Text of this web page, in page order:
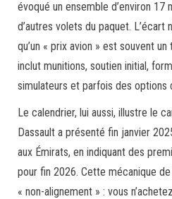
évoqué un ensemble d’environ 17
d’autres volets du paquet. L’écart
qu’un « prix avion » est souvent
inclut munitions, soutien initial,
simulateurs et parfois des options
Le calendrier, lui aussi, illustre le
Dassault a présenté fin janvier
aux Émirats, en indiquant des
pour fin 2026. Cette mécanique
« non-alignement » : vous